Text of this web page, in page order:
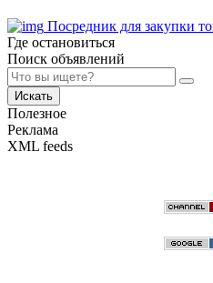
Посредник для закупки
Где остановиться
Поиск объявлений
Искать
Полезное
Реклама
XML feeds